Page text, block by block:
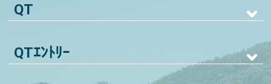
QT
QTｴﾝﾄﾘｰ